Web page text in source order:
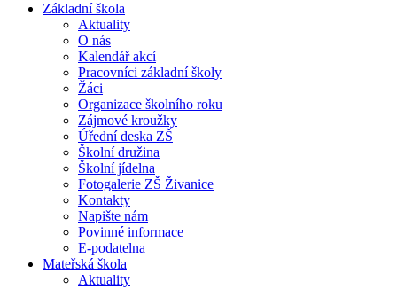
Základní škola
Aktuality
O nás
Kalendář akcí
Pracovníci základní školy
Žáci
Organizace školního roku
Zájmové kroužky
Úřední deska ZŠ
Školní družina
Školní jídelna
Fotogalerie ZŠ Živanice
Kontakty
Napište nám
Povinné informace
E-podatelna
Mateřská škola
Aktuality